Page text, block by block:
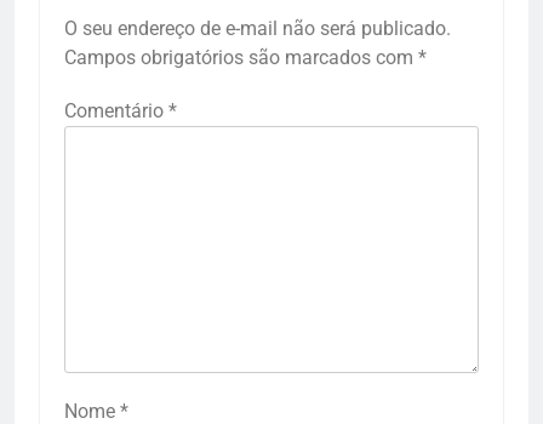
O seu endereço de e-mail não será publicado.
Campos obrigatórios são marcados com *
Comentário *
Nome *